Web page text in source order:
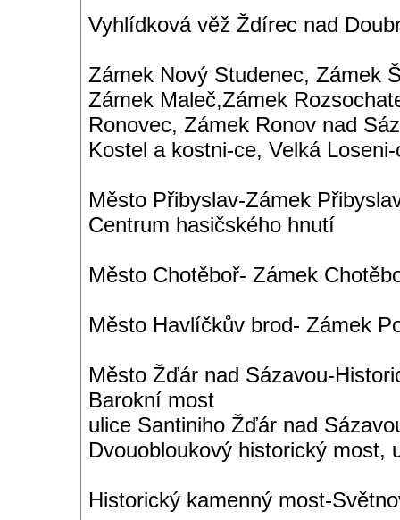
Vyhlídková věž Ždírec nad
Zámek Nový Studenec, Zámek
Zámek Maleč,Zámek
Ronovec, Zámek Ronov nad
Kostel a kostni-ce, Velká
Město Přibyslav-Zámek
Centrum hasičského hnutí
Město Chotěboř- Zámek
Město Havlíčkův brod- Zámek
Město Žďár nad Sázavou-
Barokní most
ulice Santiniho Žďár nad
Dvouobloukový historický most,
Historický kamenný most-